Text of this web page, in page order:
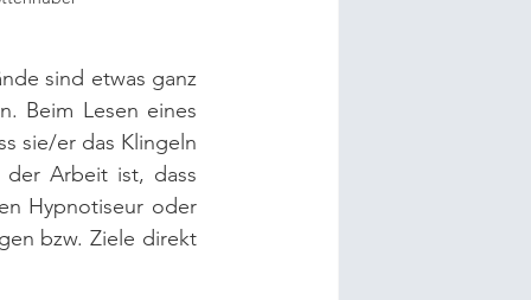
sind etwas ganz
Beim Lesen eines
sie/er das Klingeln
Arbeit ist, dass
Hypnotiseur oder
bzw. Ziele direkt